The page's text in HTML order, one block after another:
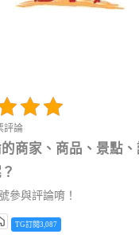
評論
商家、商品、景點、
參與評論唷！
TG訂閱3,087